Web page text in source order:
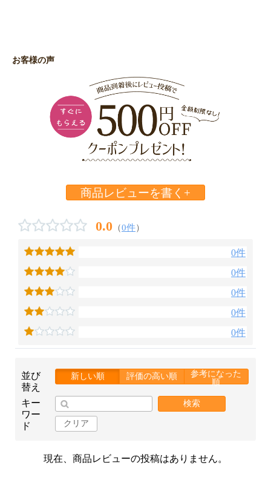
お買い物を続ける カートへ進む
お客様の声
商品レビューを書く+
0.0 （0件）
0件
0件
0件
0件
0件
並び
替え
新しい順 評価の高い順
参考になった
順
キー
ワー
ド
検索
クリア
現在、商品レビューの投稿はありません。